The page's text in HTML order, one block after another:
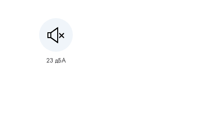
23 дБА